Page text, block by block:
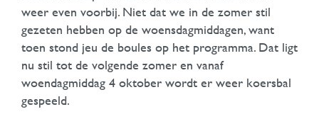
weer even voorbij. Niet dat we in de zomer stil
gezeten hebben op de woensdagmiddagen, want
toen stond jeu de boules op het programma. Dat ligt
nu stil tot de volgende zomer en vanaf
woendagmiddag 4 oktober wordt er weer koersbal
gespeeld.